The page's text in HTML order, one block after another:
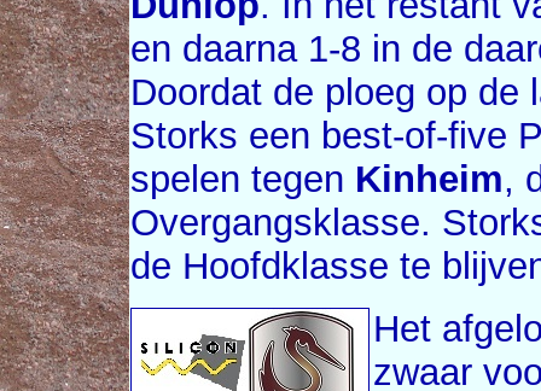
en daarna 1-8 in de
Doordat de ploeg op de
Storks een best-of-five
spelen tegen Kinheim,
Overgangsklasse.
de Hoofdklasse te
Het
zwaar